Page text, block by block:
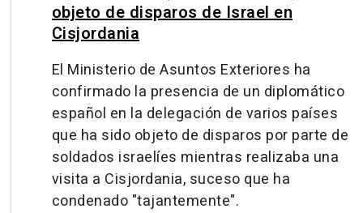
objeto de disparos de Israel en
Cisjordania
El Ministerio de Asuntos Exteriores ha
confirmado la presencia de un diplomático
español en la delegación de varios países
que ha sido objeto de disparos por parte de
soldados israelíes mientras realizaba una
visita a Cisjordania, suceso que ha
condenado "tajantemente".